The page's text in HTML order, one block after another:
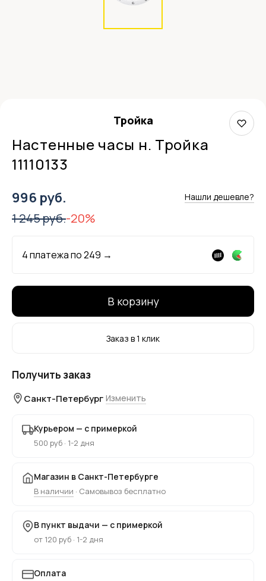
Тройка
Настенные часы н. Тройка
11110133
996 руб. Нашли дешевле?
1 245 руб.-20%
4 платежа по249 →
В корзину
Заказ в 1 клик
Получить заказ
Санкт-Петербург Изменить
Курьером — с примеркой
500 руб · 1-2 дня
Магазин в Санкт-Петербурге
В наличии · Самовывоз бесплатно
В пункт выдачи — с примеркой
от 120 руб · 1-2 дня
Оплата